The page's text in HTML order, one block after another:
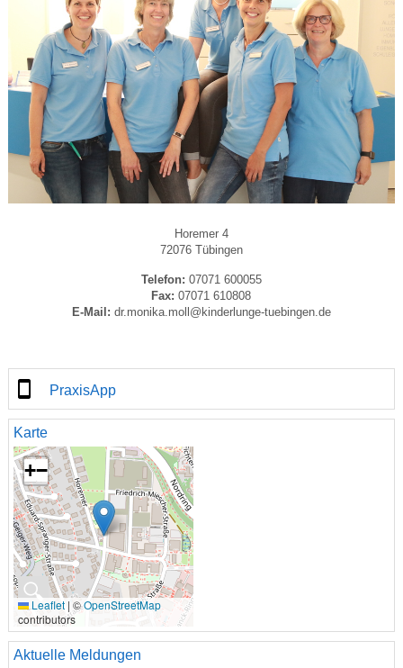
Horemer 4
72076 Tübingen
Telefon: 07071 600055
Fax: 07071 610808
E-Mail: dr.monika.moll@kinderlunge-tuebingen.de
PraxisApp
Karte
🔍
+−
Leaflet | ©OpenStreetMap
contributors
Aktuelle Meldungen